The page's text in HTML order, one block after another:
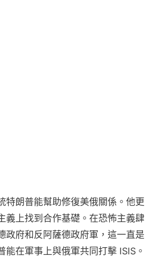
特朗普能幫助修復美俄關係。他更
義上找到合作基礎。在恐怖主義肆
政府和反阿薩德政府軍，這一直是
在軍事上與俄軍共同打擊 ISIS。